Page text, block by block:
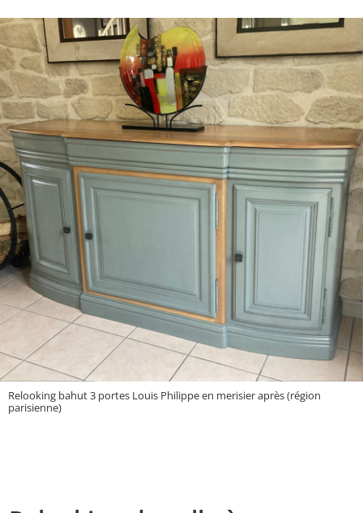
Relooking bahut 3 portes Louis Philippe en merisier après (région
parisienne)